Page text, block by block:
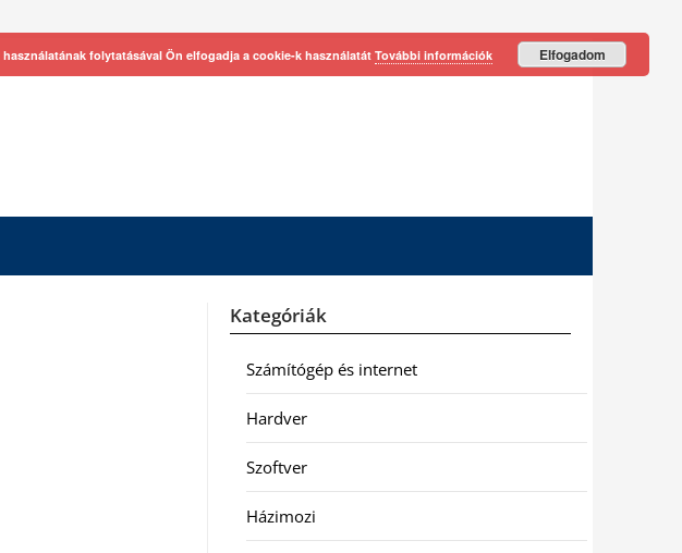
Kategóriák
Számítógép és internet
Hardver
Szoftver
Házimozi
folytatásával Ön elfogadja a cookie-k használatát További információk Elfogadom